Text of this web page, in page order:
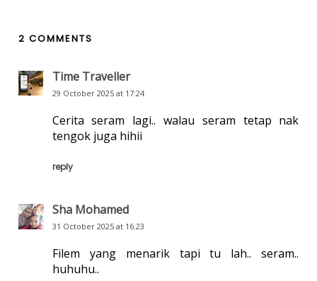
2 COMMENTS
Time Traveller
29 October 2025 at 17:24
Cerita seram lagi.. walau seram tetap nak
tengok juga hihii
reply
Sha Mohamed
31 October 2025 at 16:23
Filem yang menarik tapi tu lah.. seram..
huhuhu..